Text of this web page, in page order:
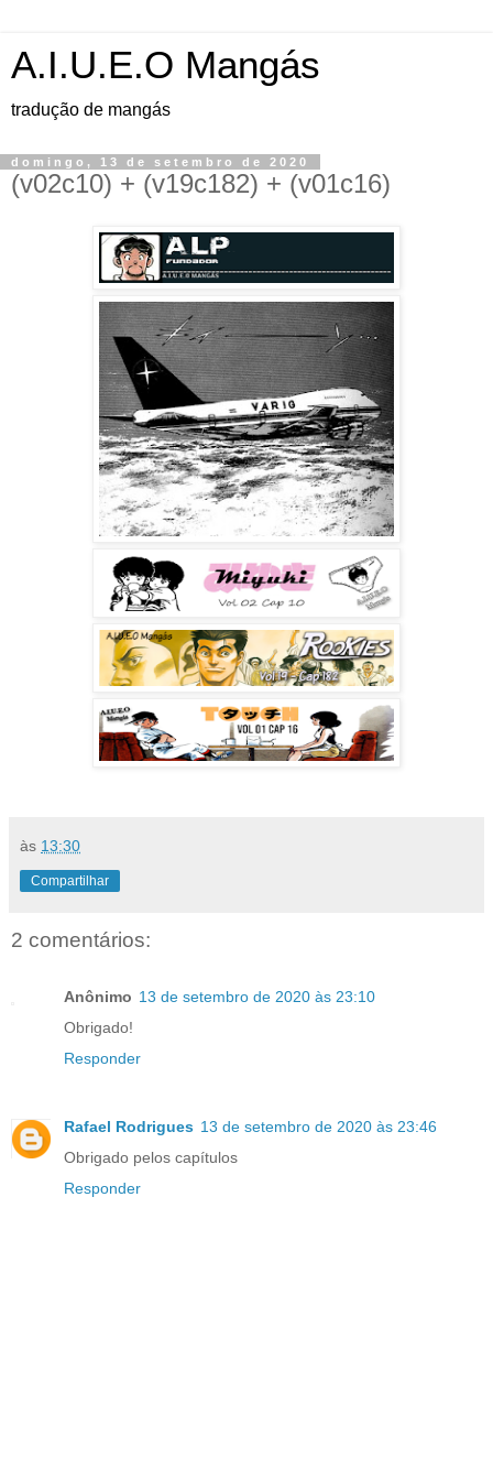
A.I.U.E.O Mangás
tradução de mangás
domingo, 13 de setembro de 2020
(v02c10) + (v19c182) + (v01c16)
às 13:30
Compartilhar
2 comentários:
Anônimo 13 de setembro de 2020 às 23:10
Obrigado!
Responder
Rafael Rodrigues 13 de setembro de 2020 às 23:46
Obrigado pelos capítulos
Responder